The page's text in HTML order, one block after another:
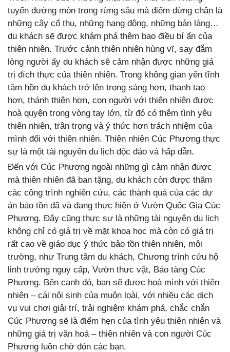
tuyến đường mòn trong rừng sâu mà điểm dừng chân là
những cây cổ thụ, những hang động, những bản làng…
du khách sẽ được khám phá thêm bao điều bí ẩn của
thiên nhiên. Trước cảnh thiên nhiên hùng vĩ, say đắm
lòng người ấy du khách sẽ cảm nhận được những giá
trị đích thực của thiên nhiên. Trong không gian yên tĩnh
tâm hồn du khách trở lên trong sáng hơn, thanh tao
hơn, thánh thiện hơn, con người với thiên nhiên được
hoà quyện trong vòng tay lớn, từ đó có thêm tình yêu
thiên nhiên, trân trọng và ý thức hơn trách nhiệm của
mình đối với thiên nhiên. Thiên nhiên Cúc Phương thực
sự là một tài nguyên du lịch độc đáo và hấp dẫn.
Đến với Cúc Phương ngoài những gì cảm nhận được
mà thiên nhiên đã ban tặng, du khách còn được thăm
các công trình nghiên cứu, các thành quả của các dự
án bảo tồn đã và đang thực hiện ở Vườn Quốc Gia Cúc
Phương. Đây cũng thực sự là những tài nguyên du lịch
không chỉ có giá trị về mặt khoa học mà còn có giá trị
rất cao về giáo dục ý thức bảo tồn thiên nhiên, môi
trường, như Trung tâm du khách, Chương trình cứu hộ
linh trưởng nguy cấp, Vườn thực vật, Bảo tàng Cúc
Phương. Bên cạnh đó, bạn sẽ được hoà mình với thiên
nhiên – cái nôi sinh của muôn loài, với nhiều các dịch
vụ vui chơi giải trí, trải nghiệm khám phá, chắc chắn
Cúc Phương sẽ là điểm hẹn của tình yêu thiên nhiên và
những giá trị văn hoá – thiên nhiên và con người Cúc
Phương luôn chờ đón các bạn.